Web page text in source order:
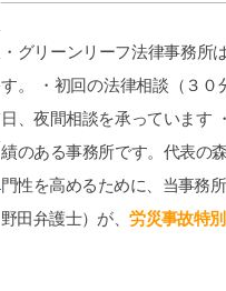
・グリーンリーフ法律事務所
す。 ・初回の法律相談（３０
日、夜間相談を承っています
績のある事務所です。代表の
門性を高めるために、当事務
野田弁護士）が、労災事故特